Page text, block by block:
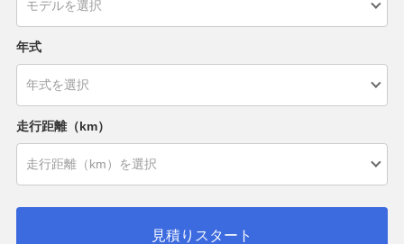
年式
走行距離（km）
見積りスタート